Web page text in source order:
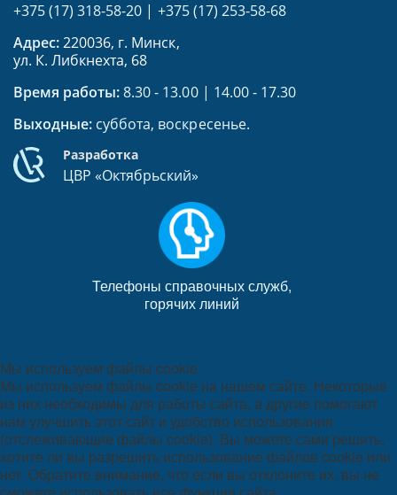
Адрес:220036, г. Минск,
ул. К. Либкнехта, 68
Время работы:8.30 - 13.00 | 14.00 - 17.30
Выходные: суббота, воскресенье.
Разработка
ЦВР «Октябрьский»
+375 (17) 318-58-20 | +375 (17) 253-58-68
Телефоны справочных служб,
горячих линий
Мы используем файлы cookie
Мы используем файлы cookie на нашем сайте. Некоторые
из них необходимы для работы сайта, а другие помогают
нам улучшить этот сайт и удобство использования
(отслеживающие файлы cookie). Вы можете сами решить,
хотите ли вы разрешить использование файлов cookie или
нет. Обратите внимание, что если вы отклоните их, вы не